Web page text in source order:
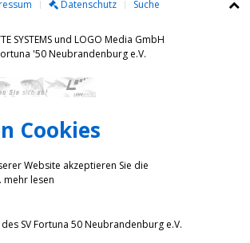
Datenschutz Suche
SYSTEMS und LOGO Media GmbH
Fortuna '50 Neubrandenburg e.V.
Cookies
Website akzeptieren Sie die
mehr lesen
SV Fortuna 50 Neubrandenburg e.V.